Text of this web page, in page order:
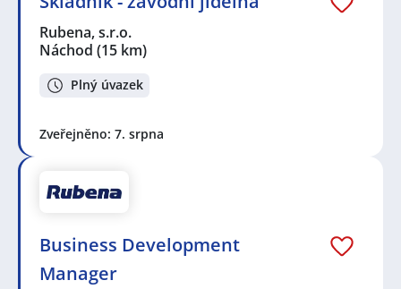
Rubena, s.r.o.
Náchod (15 km)
Plný úvazek
Zveřejněno: 7. srpna
Business Development
Manager